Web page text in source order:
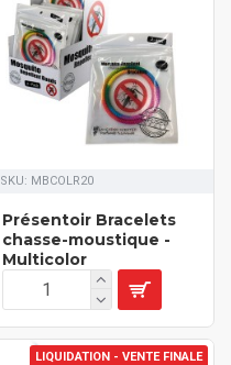
SKU: MBCOLR20
Présentoir Bracelets
chasse-moustique -
Multicolor
LIQUIDATION - VENTE FINALE